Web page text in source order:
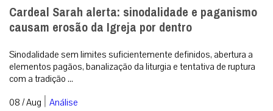
Cardeal Sarah alerta: sinodalidade e paganismo
causam erosão da Igreja por dentro
Sinodalidade sem limites suficientemente definidos, abertura a
elementos pagãos, banalização da liturgia e tentativa de ruptura
com a tradição ...
08 / Aug | Análise